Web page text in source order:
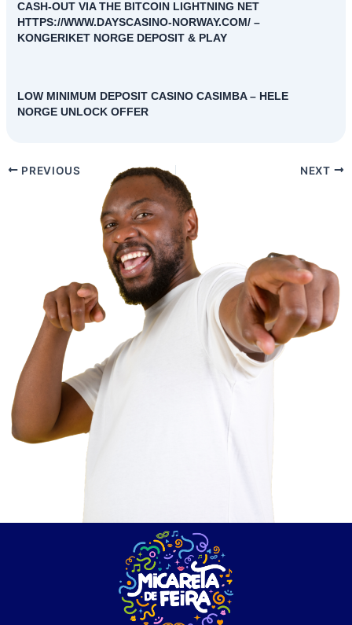
CASH-OUT VIA THE BITCOIN LIGHTNING NET
HTTPS://WWW.DAYSCASINO-NORWAY.COM/ –
KONGERIKET NORGE DEPOSIT & PLAY
LOW MINIMUM DEPOSIT CASINO CASIMBA – HELE
NORGE UNLOCK OFFER
PREVIOUS NEXT